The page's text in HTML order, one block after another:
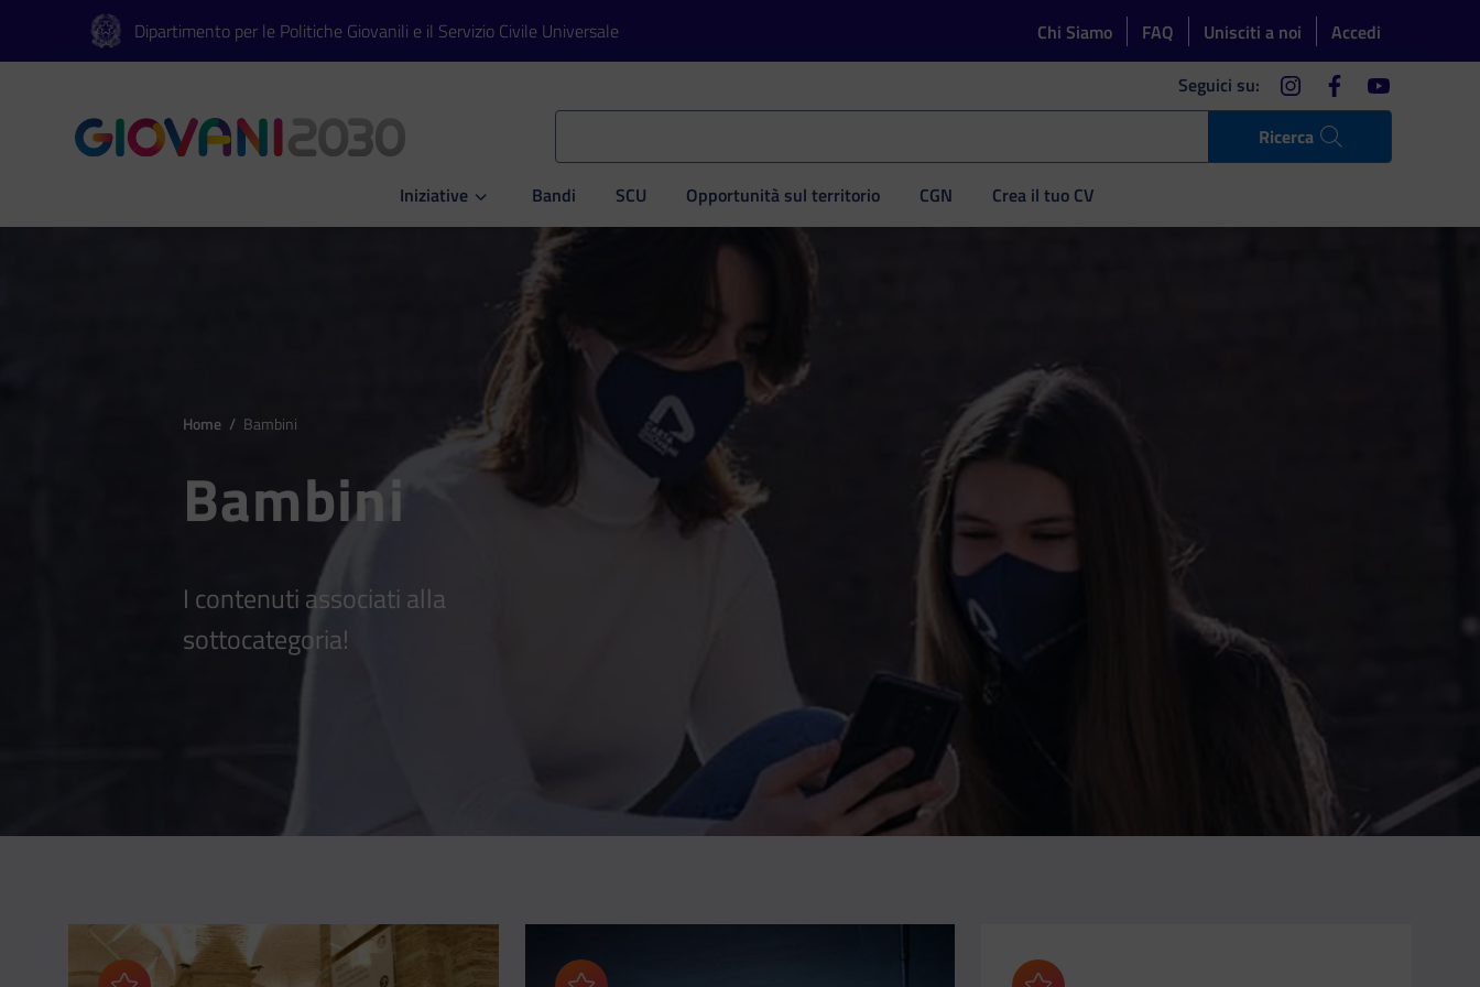
Vai al contenuto principale
Vai al footer Dipartimento per le Politiche Giovanili e il Servizio Civile Universale Chi Siamo FAQ Unisciti a noi Accedi
Ricerca
Seguici su: instagramfacebookyoutube
Iniziative
Apri Iniziative Bandi SCU Opportunità sul territorio CGN Crea il tuo CV
Home / Bambini
Bambini
I contenuti associati alla
sottocategoria!